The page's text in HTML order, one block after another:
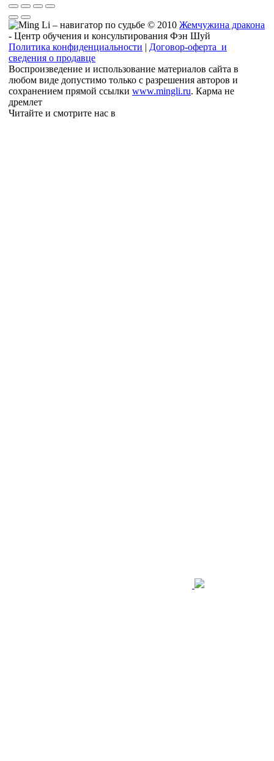
© 2010 Жемчужина дракона
- Центр обучения и консультирования Фэн Шуй
Политика конфиденциальности | Договор-оферта и
сведения о продавце
Воспроизведение и использование материалов сайта в
любом виде допустимо только с разрешения авторов и
сохранением прямой ссылки www.mingli.ru. Карма не
дремлет
Читайте и смотрите нас в